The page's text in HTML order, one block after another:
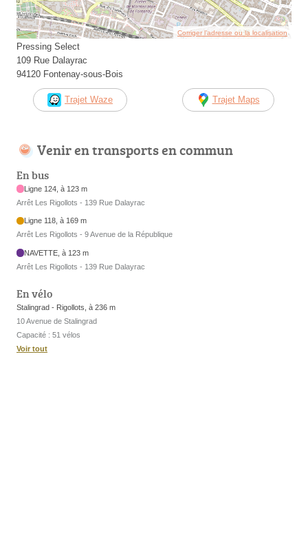
Corriger l’adresse ou la localisation
Pressing Select
109 Rue Dalayrac
94120 Fontenay-sous-Bois
Trajet Waze Trajet Maps
Venir en transports en commun
En bus
Ligne 124, à 123 m
Arrêt Les Rigollots - 139 Rue Dalayrac
Ligne 118, à 169 m
Arrêt Les Rigollots - 9 Avenue de la République
NAVETTE, à 123 m
Arrêt Les Rigollots - 139 Rue Dalayrac
En vélo
Stalingrad - Rigollots, à 236 m
10 Avenue de Stalingrad
Capacité : 51 vélos
Voir tout